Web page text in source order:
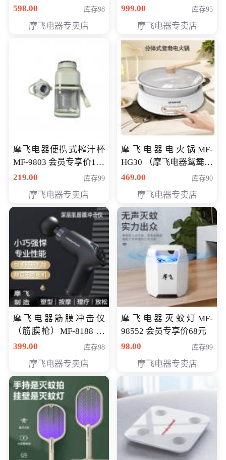
价398元
598.00 库存98
摩飞电器专卖店
专享价399元
999.00 库存95
摩飞电器专卖店
摩飞电器便携式榨汁杯
MF-9803 会员专享价138
元
219.00 库存99
摩飞电器专卖店
摩飞电器电火锅MF-
HG30 （摩飞电器鸳鸯锅
MF-HG30 ） 会员专享价
469.00 库存90
摩飞电器专卖店
摩飞电器筋膜冲击仪
（筋膜枪）MF-8188 会
员专享价268元
399.00 库存98
摩飞电器专卖店
摩飞电器灭蚊灯MF-
98552 会员专享价68元
98.00
库存99
摩飞电器专卖店